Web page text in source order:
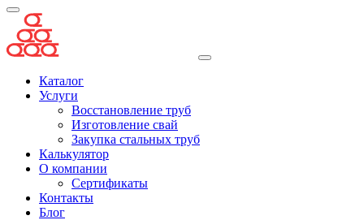
Каталог
Услуги
Восстановление труб
Изготовление свай
Закупка стальных труб
Калькулятор
О компании
Сертификаты
Контакты
Блог